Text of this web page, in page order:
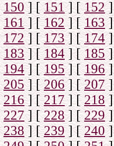
150] [151] [152]
161] [162] [ 163]
172] [173] [174]
183] [184] [185]
194] [195] [196]
205] [206] [207]
216] [217] [ 218]
227] [228] [229]
238] [239] [240]